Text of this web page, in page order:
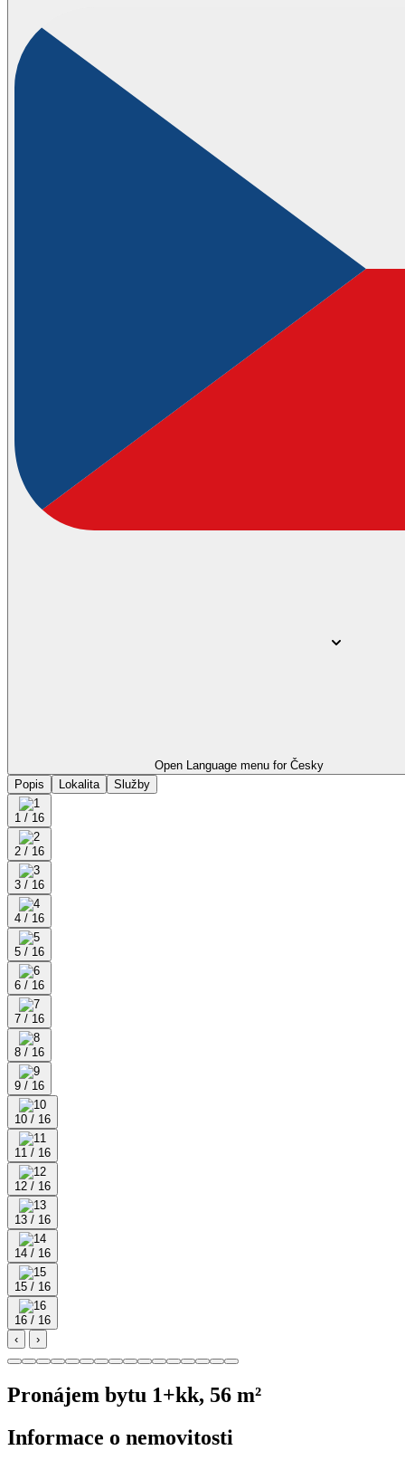
Open Language menu for Česky
Popis
Lokalita Služby
1 / 16
2 / 16
3 / 16
4 / 16
5 / 16
6 / 16
7 / 16
8 / 16
9 / 16
10 / 16
11 / 16
12 / 16
13 / 16
14 / 16
15 / 16
16 / 16
‹
›
Pronájem bytu 1+kk, 56 m²
Informace o nemovitosti